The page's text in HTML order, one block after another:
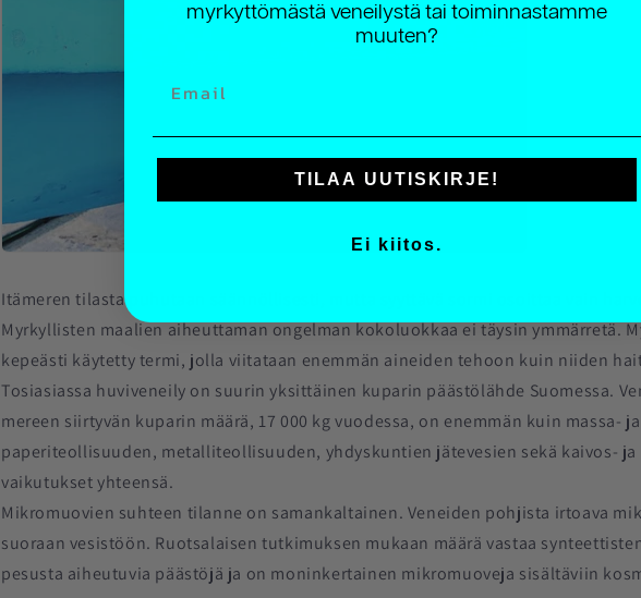
Itämeren tilasta puhutaan säännöllisesti, mutta syyttävä sormi osoittaa vain
Myrkyllisten maalien aiheuttaman ongelman kokoluokkaa ei täysin ymmärretä.
kepeästi käytetty termi, jolla viitataan enemmän aineiden tehoon kuin niiden
Tosiasiassa huviveneily on suurin yksittäinen kuparin päästölähde Suomessa.
mereen siirtyvän kuparin määrä, 17 000 kg vuodessa, on enemmän kuin massa- ja
paperiteollisuuden, metalliteollisuuden, yhdyskuntien jätevesien sekä kaivos-
vaikutukset yhteensä.
Mikromuovien suhteen tilanne on samankaltainen. Veneiden pohjista irtoava
suoraan vesistöön. Ruotsalaisen tutkimuksen mukaan määrä vastaa
pesusta aiheutuvia päästöjä ja on moninkertainen mikromuoveja sisältäviin
myrkyttömästä veneilystä tai toiminnastamme
muuten?
Email
TILAA UUTISKIRJE!
Ei kiitos.